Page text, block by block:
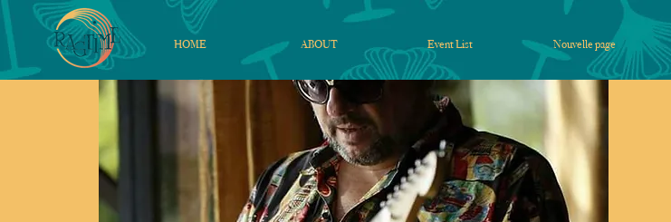
HOME ABOUT Event List Nouvelle page